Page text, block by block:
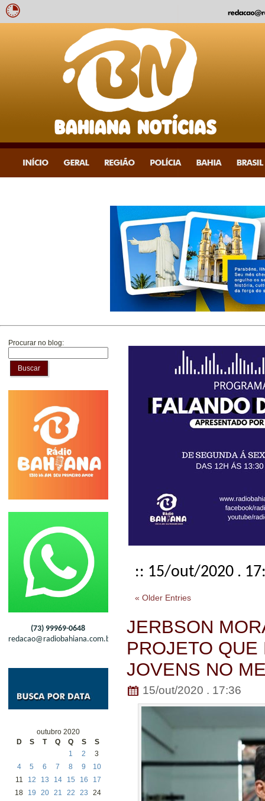
Procurar no blog:
Buscar
(73) 99969-0648
redacao@radiobahiana.com.br
outubro 2020
D
S T Q Q S
S
1
2
3
4
5 6 7 8 9
10
11
12 13 14 15 16
17
18
19 20 21 22 23
24
:: 15/out/2020 .
« Older Entries
JERBSON
PROJETO
JOVENS NO
15/out/2020 . 17:36